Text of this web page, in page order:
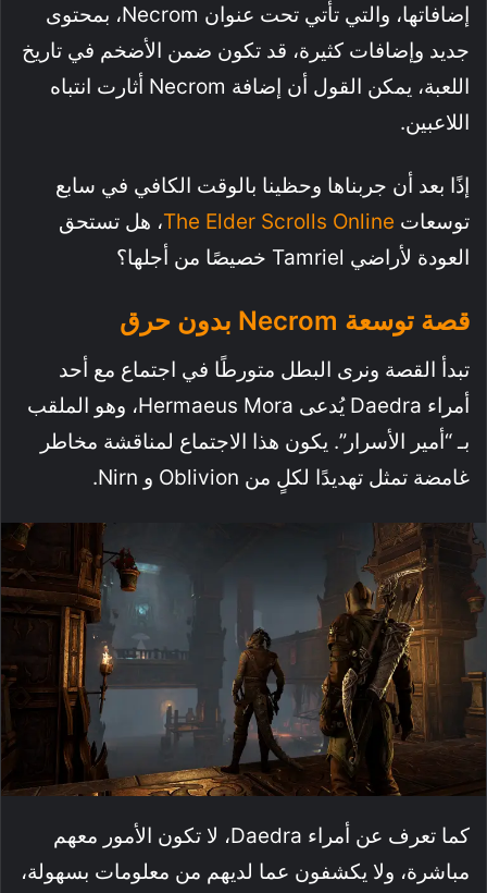
إضافاتها، والتي تأتي تحت عنوان Necrom، بمحتوى
جديد وإضافات كثيرة، قد تكون ضمن الأضخم في تاريخ
اللعبة، يمكن القول أن إضافة Necrom أثارت انتباه
اللاعبين.
إذًا بعد أن جربناها وحظينا بالوقت الكافي في سابع
توسعات The Elder Scrolls Online، هل تستحق
العودة لأراضي Tamriel خصيصًا من أجلها؟
قصة توسعة Necrom بدون حرق
تبدأ القصة ونرى البطل متورطًا في اجتماع مع أحد
أمراء Daedra يُدعى Hermaeus Mora، وهو الملقب
بـ “أمير الأسرار”. يكون هذا الاجتماع لمناقشة مخاطر
غامضة تمثل تهديدًا لكلٍ من Oblivion و Nirn.
كما تعرف عن أمراء Daedra، لا تكون الأمور معهم
مباشرة، ولا يكشفون عما لديهم من معلومات بسهولة،